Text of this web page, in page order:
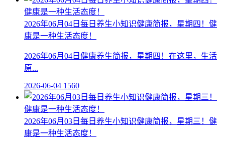
2026年06月04日每日养生小知识健康简报，星期四！健
康是一种生活态度！
2026年06月04日健康养生简报，星期四！在这里，生活
原...
2026-06-04 1560
2026年06月03日每日养生小知识健康简报，星期三！健
康是一种生活态度！